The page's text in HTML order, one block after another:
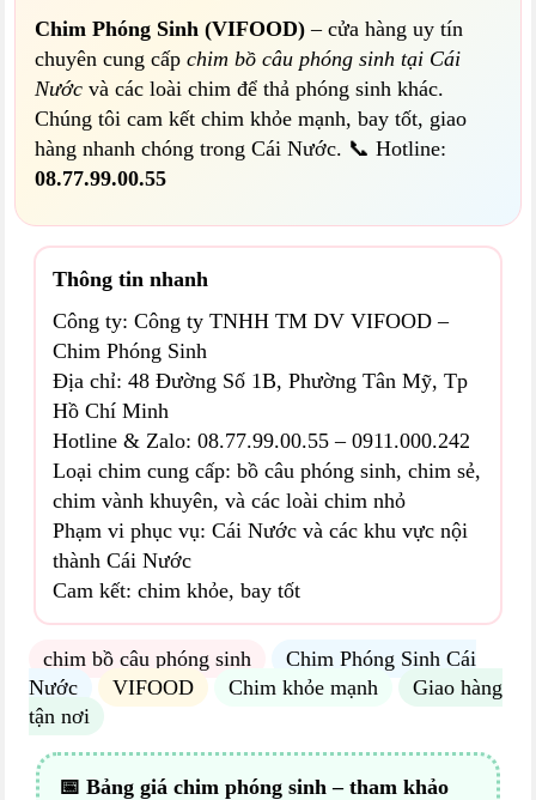
Chim Phóng Sinh (VIFOOD) – cửa hàng uy tín
chuyên cung cấpchim bồ câu phóng sinh tại Cái
Nước và các loài chim để thả phóng sinh khác.
Chúng tôi cam kết chim khỏe mạnh, bay tốt, giao
hàng nhanh chóng trong Cái Nước. 📞 Hotline:
08.77.99.00.55
Thông tin nhanh
Công ty: Công ty TNHH TM DV VIFOOD –
Chim Phóng Sinh
Địa chỉ: 48 Đường Số 1B, Phường Tân Mỹ, Tp
Hồ Chí Minh
Hotline & Zalo: 08.77.99.00.55 – 0911.000.242
Loại chim cung cấp: bồ câu phóng sinh, chim sẻ,
chim vành khuyên, và các loài chim nhỏ
Phạm vi phục vụ: Cái Nước và các khu vực nội
thành Cái Nước
Cam kết: chim khỏe, bay tốt
chim bồ câu phóng sinh
Chim Phóng Sinh Cái
Nước
VIFOOD Chim khỏe mạnh
Giao hàng
tận nơi
📅 Bảng giá chim phóng sinh – tham khảo